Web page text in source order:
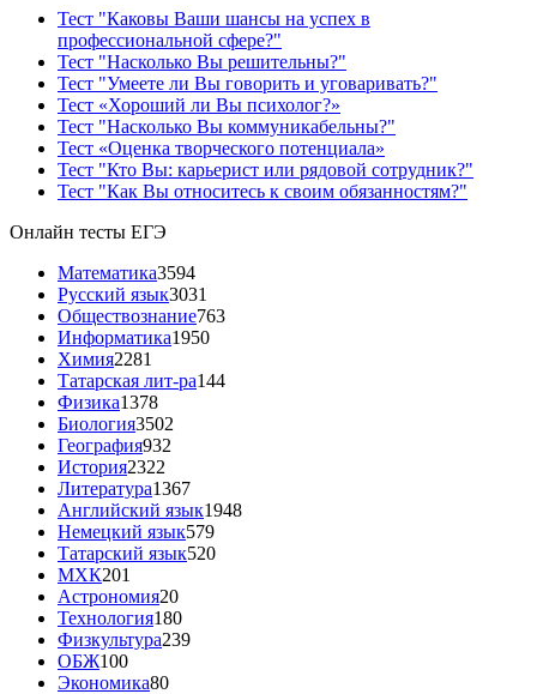
Тест "Каковы Ваши шансы на успех в
профессиональной сфере?"
Тест "Насколько Вы решительны?"
Тест "Умеете ли Вы говорить и уговаривать?"
Тест «Хороший ли Вы психолог?»
Тест "Насколько Вы коммуникабельны?"
Тест «Оценка творческого потенциала»
Тест "Кто Вы: карьерист или рядовой сотрудник?"
Тест "Как Вы относитесь к своим обязанностям?"
Онлайн тесты ЕГЭ
Математика3594
Русский язык3031
Обществознание763
Информатика1950
Химия2281
Татарская лит-ра144
Физика1378
Биология3502
География932
История2322
Литература1367
Английский язык1948
Немецкий язык579
Татарский язык520
МХК201
Астрономия20
Технология180
Физкультура239
ОБЖ100
Экономика80